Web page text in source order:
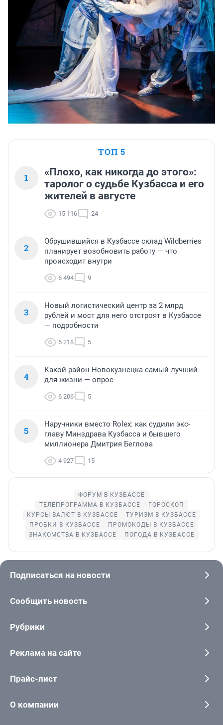
ТОП 5
1
«Плохо, как никогда до этого»:
таролог о судьбе Кузбасса и его
жителей в августе
15 116 24
2
Обрушившийся в Кузбассе склад Wildberries
планирует возобновить работу — что
происходит внутри
6 494 9
3
Новый логистический центр за 2 млрд
рублей и мост для него отстроят в Кузбассе
— подробности
6 218 5
4
Какой район Новокузнецка самый лучший
для жизни — опрос
6 206 5
5
Наручники вместо Rolex: как судили экс-
главу Минздрава Кузбасса и бывшего
миллионера Дмитрия Беглова
4 927 15
ФОРУМ В КУЗБАССЕ
ТЕЛЕПРОГРАММА В КУЗБАССЕ
ГОРОСКОП
КУРСЫ ВАЛЮТ В КУЗБАССЕ
ТУРИЗМ В КУЗБАССЕ
ПРОБКИ В КУЗБАССЕ
ПРОМОКОДЫ В КУЗБАССЕ
ЗНАКОМСТВА В КУЗБАССЕ
ПОГОДА В КУЗБАССЕ
Подписаться на новости
Сообщить новость
Рубрики
Реклама на сайте
Прайс-лист
О компании